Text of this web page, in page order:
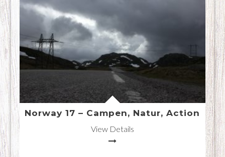
Norway 17 – Campen, Natur, Action
View Details